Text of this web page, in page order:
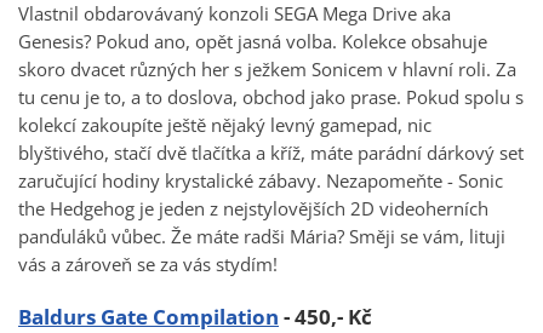
Vlastnil obdarovávaný konzoli SEGA Mega Drive aka
Genesis? Pokud ano, opět jasná volba. Kolekce obsahuje
skoro dvacet různých her s ježkem Sonicem v hlavní roli. Za
tu cenu je to, a to doslova, obchod jako prase. Pokud spolu s
kolekcí zakoupíte ještě nějaký levný gamepad, nic
blyštivého, stačí dvě tlačítka a kříž, máte parádní dárkový set
zaručující hodiny krystalické zábavy. Nezapomeňte - Sonic
the Hedgehog je jeden z nejstylovějších 2D videoherních
panďuláků vůbec. Že máte radši Mária? Směji se vám, lituji
vás a zároveň se za vás stydím!
Baldurs Gate Compilation - 450,- Kč